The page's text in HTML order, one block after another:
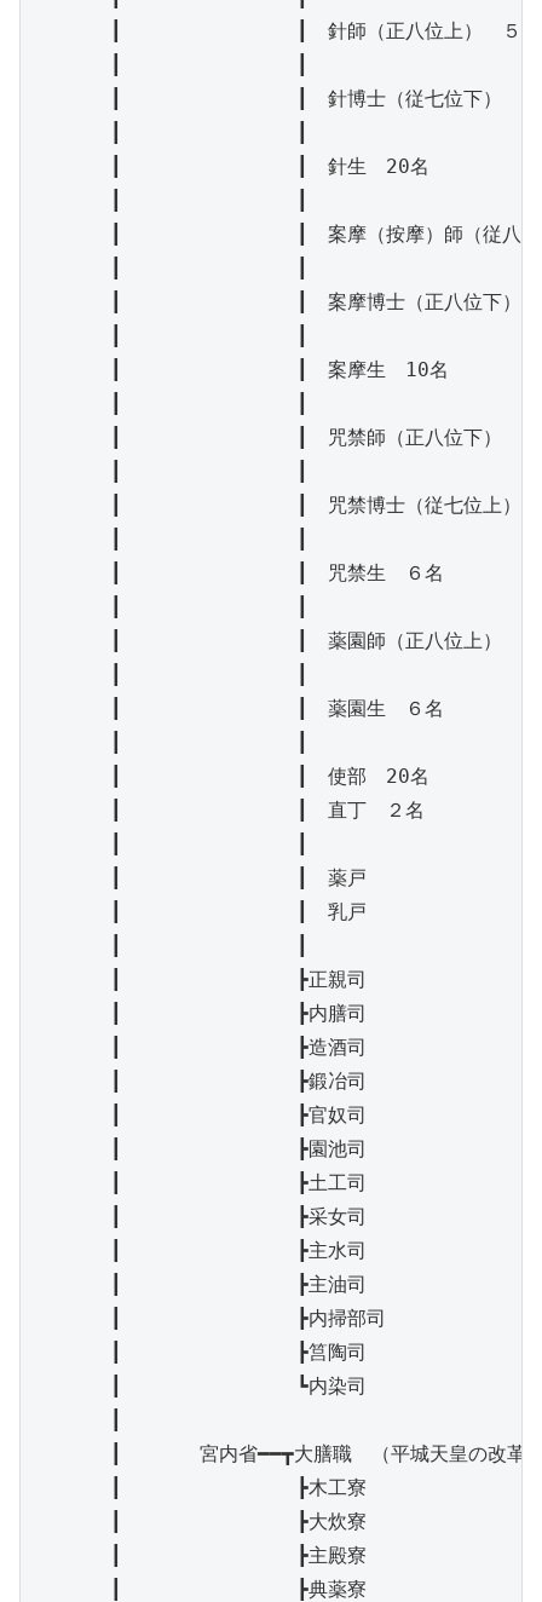
┃　　　　　　　　　┃　針師（正八位上）　５名
┃　　　　　　　　　┃　針博士（従七位下）　１
┃　　　　　　　　　┃　針生　20名
┃　　　　　　　　　┃　案摩（按摩）師（従八位
┃　　　　　　　　　┃　案摩博士（正八位下）　
┃　　　　　　　　　┃　案摩生　10名
┃　　　　　　　　　┃　咒禁師（正八位下）　２
┃　　　　　　　　　┃　咒禁博士（従七位上）　
┃　　　　　　　　　┃　咒禁生　６名
┃　　　　　　　　　┃　薬園師（正八位上）　２
┃　　　　　　　　　┃　薬園生　６名
┃　　　　　　　　　┃　使部　20名
┃　　　　　　　　　┃　直丁　２名
┃　　　　　　　　　┃　薬戸
┃　　　　　　　　　┃　乳戸
┃　　　　　　　　　┣正親司
┃　　　　　　　　　┣内膳司
┃　　　　　　　　　┣造酒司
┃　　　　　　　　　┣鍛冶司
┃　　　　　　　　　┣官奴司
┃　　　　　　　　　┣園池司
┃　　　　　　　　　┣土工司
┃　　　　　　　　　┣采女司
┃　　　　　　　　　┣主水司
┃　　　　　　　　　┣主油司
┃　　　　　　　　　┣内掃部司
┃　　　　　　　　　┣筥陶司
┃　　　　　　　　　┗内染司
┃　　　　宮内省━━┳大膳職　（平城天皇の改革後
┃　　　　　　　　　┣木工寮
┃　　　　　　　　　┣大炊寮
┃　　　　　　　　　┣主殿寮
┃　　　　　　　　　┣典薬寮